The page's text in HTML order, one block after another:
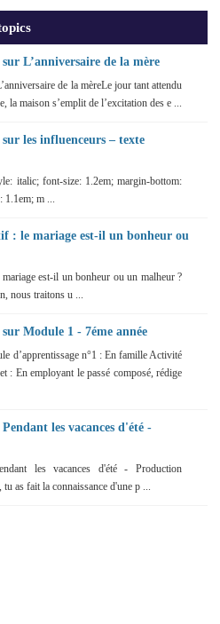
L’anniversaire de la mère
de la mèreLe jour tant attendu
la maison s’emplit de l’excitation des e ...
les influenceurs – texte
italic; font-size: 1.2em; margin-bottom:
m ...
: le mariage est-il un bonheur ou
est-il un bonheur ou un malheur ?
nous traitons u ...
Module 1 - 7éme année
d’apprentissage n°1 : En famille Activité
: En employant le passé composé, rédige
les vacances d'été -
les vacances d'été - Production
tu as fait la connaissance d'une p ...